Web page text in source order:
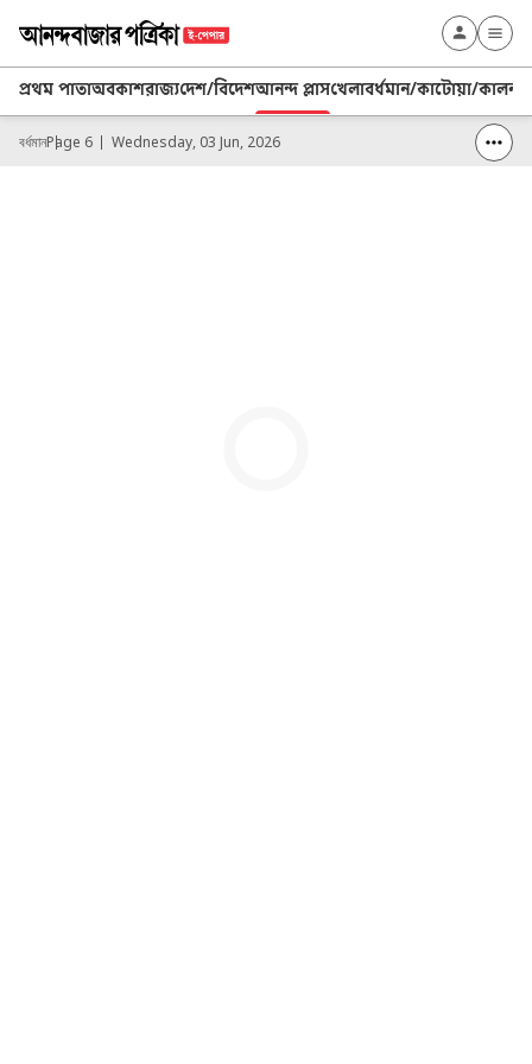
প্রথম পাতাঅবকাশরাজ্যদেশ/বিদেশআনন্দ প্লাসখেলাবর্ধমান/কাটোয়া/কালনা
বর্ধমানPage 6 Wednesday, 03 Jun, 2026